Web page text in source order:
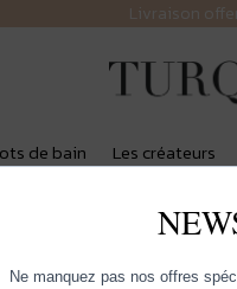
Livraison
de bain Les créateurs